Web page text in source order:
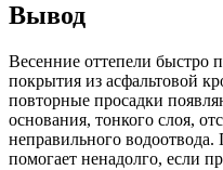
Вывод
Весенние оттепели быстро
покрытия из асфальтовой
повторные просадки
основания, тонкого слоя,
неправильного водоотвода.
помогает ненадолго, если